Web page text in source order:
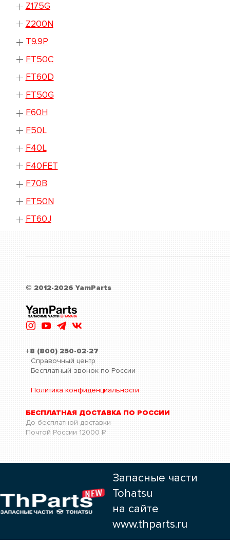
Z175G
Z200N
T9.9P
FT50C
FT60D
FT50G
F60H
F50L
F40L
F40FET
F70B
FT50N
FT60J
© 2012-2026 YamParts
+8 (800) 250-02-27
Справочный центр
Бесплатный звонок по России
Политика конфиденциальности
БЕСПЛАТНАЯ ДОСТАВКА ПО РОССИИ
До бесплатной доставки
Почтой России 12000 Р
Запасные части
Tohatsu
на сайте
www.thparts.ru